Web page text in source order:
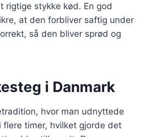
stykke kød. En god
at den forbliver saftig under
så den bliver sprød og
i Danmark
hvor man udnyttede
timer, hvilket gjorde det